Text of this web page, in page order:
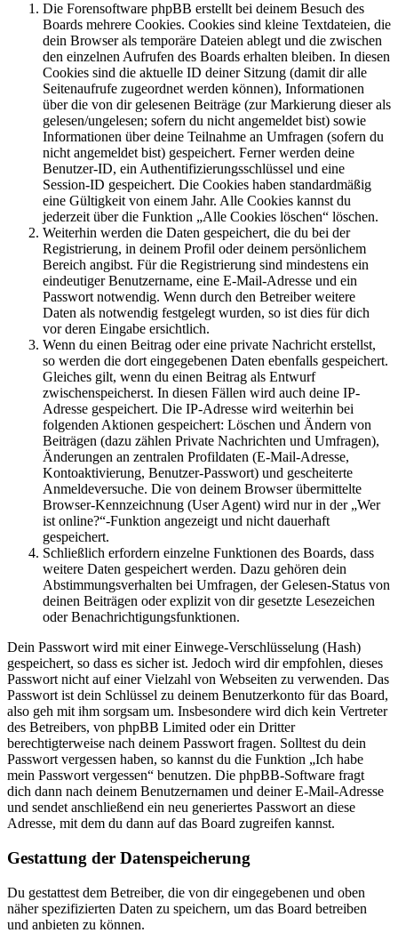
Die Forensoftware phpBB erstellt bei deinem Besuch des
Boards mehrere Cookies. Cookies sind kleine Textdateien, die
dein Browser als temporäre Dateien ablegt und die zwischen
den einzelnen Aufrufen des Boards erhalten bleiben. In diesen
Cookies sind die aktuelle ID deiner Sitzung (damit dir alle
Seitenaufrufe zugeordnet werden können), Informationen
über die von dir gelesenen Beiträge (zur Markierung dieser als
gelesen/ungelesen; sofern du nicht angemeldet bist) sowie
Informationen über deine Teilnahme an Umfragen (sofern du
nicht angemeldet bist) gespeichert. Ferner werden deine
Benutzer-ID, ein Authentifizierungsschlüssel und eine
Session-ID gespeichert. Die Cookies haben standardmäßig
eine Gültigkeit von einem Jahr. Alle Cookies kannst du
jederzeit über die Funktion „Alle Cookies löschen“ löschen.
Weiterhin werden die Daten gespeichert, die du bei der
Registrierung, in deinem Profil oder deinem persönlichem
Bereich angibst. Für die Registrierung sind mindestens ein
eindeutiger Benutzername, eine E-Mail-Adresse und ein
Passwort notwendig. Wenn durch den Betreiber weitere
Daten als notwendig festgelegt wurden, so ist dies für dich
vor deren Eingabe ersichtlich.
Wenn du einen Beitrag oder eine private Nachricht erstellst,
so werden die dort eingegebenen Daten ebenfalls gespeichert.
Gleiches gilt, wenn du einen Beitrag als Entwurf
zwischenspeicherst. In diesen Fällen wird auch deine IP-
Adresse gespeichert. Die IP-Adresse wird weiterhin bei
folgenden Aktionen gespeichert: Löschen und Ändern von
Beiträgen (dazu zählen Private Nachrichten und Umfragen),
Änderungen an zentralen Profildaten (E-Mail-Adresse,
Kontoaktivierung, Benutzer-Passwort) und gescheiterte
Anmeldeversuche. Die von deinem Browser übermittelte
Browser-Kennzeichnung (User Agent) wird nur in der „Wer
ist online?“-Funktion angezeigt und nicht dauerhaft
gespeichert.
Schließlich erfordern einzelne Funktionen des Boards, dass
weitere Daten gespeichert werden. Dazu gehören dein
Abstimmungsverhalten bei Umfragen, der Gelesen-Status von
deinen Beiträgen oder explizit von dir gesetzte Lesezeichen
oder Benachrichtigungsfunktionen.
Dein Passwort wird mit einer Einwege-Verschlüsselung (Hash)
gespeichert, so dass es sicher ist. Jedoch wird dir empfohlen, dieses
Passwort nicht auf einer Vielzahl von Webseiten zu verwenden. Das
Passwort ist dein Schlüssel zu deinem Benutzerkonto für das Board,
also geh mit ihm sorgsam um. Insbesondere wird dich kein Vertreter
des Betreibers, von phpBB Limited oder ein Dritter
berechtigterweise nach deinem Passwort fragen. Solltest du dein
Passwort vergessen haben, so kannst du die Funktion „Ich habe
mein Passwort vergessen“ benutzen. Die phpBB-Software fragt
dich dann nach deinem Benutzernamen und deiner E-Mail-Adresse
und sendet anschließend ein neu generiertes Passwort an diese
Adresse, mit dem du dann auf das Board zugreifen kannst.
Gestattung der Datenspeicherung
Du gestattest dem Betreiber, die von dir eingegebenen und oben
näher spezifizierten Daten zu speichern, um das Board betreiben
und anbieten zu können.